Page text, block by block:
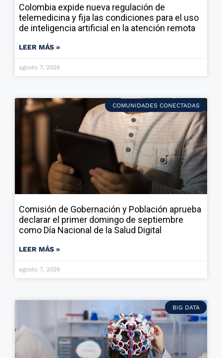
Colombia expide nueva regulación de
telemedicina y fija las condiciones para el uso
de inteligencia artificial en la atención remota
LEER MÁS »
agosto 7, 2026
COMUNIDADES CONECTADAS
Comisión de Gobernación y Población aprueba
declarar el primer domingo de septiembre
como Día Nacional de la Salud Digital
LEER MÁS »
agosto 7, 2026
BIG DATA